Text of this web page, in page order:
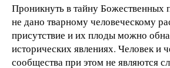
Проникнуть в тайну Божественных
не дано тварному человеческому
присутствие и их плоды можно
исторических явлениях. Человек и
сообщества при этом не являются